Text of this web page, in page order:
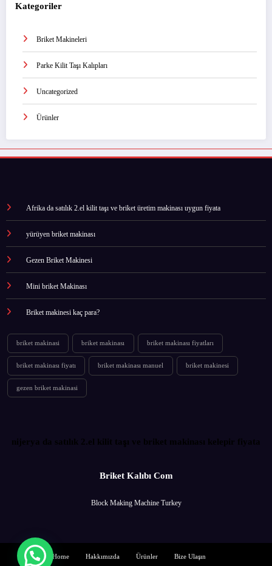
Kategoriler
Briket Makineleri
Parke Kilit Taşı Kalıpları
Uncategorized
Ürünler
Afrika da satılık 2.el kilit taşı ve briket üretim makinası uygun fiyata
yürüyen briket makinası
Gezen Briket Makinesi
Mini briket Makinası
Briket makinesi kaç para?
briket makinasi briket makinası briket makinası fiyatları
briket makinası fiyatı briket makinası manuel briket makinesi
gezen briket makinasi
nijerya da satılık 2.el kilit taşı ve briket makinası kelepir fiyata
Briket Kalıbı Com
Block Making Machine Turkey
Home Hakkımızda Ürünler Bize Ulaşın